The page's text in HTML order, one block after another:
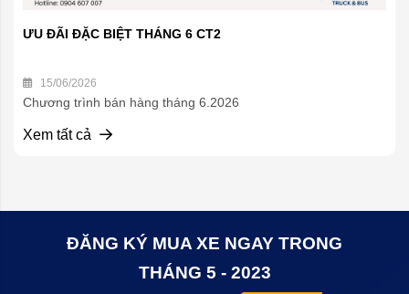
ƯU ĐÃI ĐẶC BIỆT THÁNG 6 CT2
15/06/2026
Chương trình bán hàng tháng 6.2026
Xem tất cả
ĐĂNG KÝ MUA XE NGAY TRONG
THÁNG 5 - 2023